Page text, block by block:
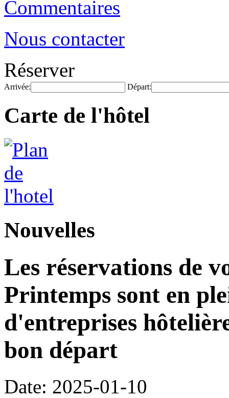
Commentaires
Nous contacter
Réserver
Arrivée: Départ:
Carte de l'hôtel
Nouvelles
Les réservations de
Printemps sont en
d'entreprises
bon départ
Date: 2025-01-10